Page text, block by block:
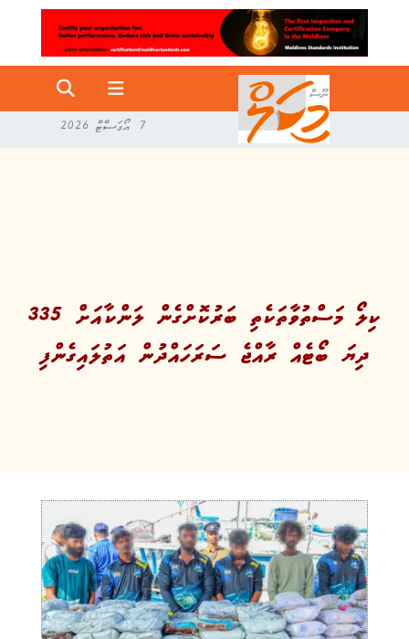
7 އޯގަސްޓް 2026
335 ކިލޯ މަސްތުވާތަކެތި ބަރުކޮށްގެން ލަންކާއަށް
ދިޔަ ބޯޓެއް ރާއްޖެ ސަރަހައްދުން އަތުލައިގެންފި